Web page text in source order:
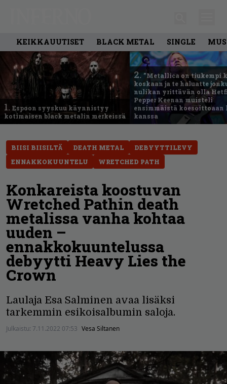
KEIKKAUUTISET BLACK METAL SINGLE
1. Espoon syyskuu käynnistyy
kotimaisen black metalin merkeissä
2. ”Metallica on tiukempi
koskaan ja te haluatte
nulikan yrittävän olla
Pepper Keenan muisteli
ensimmäistä
kanssa
BIISI BIISILTÄ DEATH METAL
DEBYYTTILEVY
ENNAKKOKUUNTELU
WRETCHED PATH
Konkareista koostuvan
Wretched Pathin death
metalissa vanha kohtaa
uuden –
ennakkokuuntelussa
debyytti Heavy Lies the
Crown
Laulaja Esa Salminen avaa lisäksi
tarkemmin esikoisalbumin saloja.
Julkaistu: 7.11.2022 07:53 Vesa Siltanen